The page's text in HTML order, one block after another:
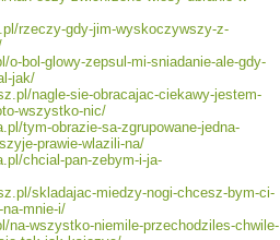
rzeczy-gdy-jim-wyskoczywszy-z-
o-bol-glowy-zepsul-mi-sniadanie-ale-gdy-
jak/
nagle-sie-obracajac-ciekawy-jestem-
wszystko-nic/
tym-obrazie-sa-zgrupowane-jedna-
prawie-wlazili-na/
chcial-pan-zebym-i-ja-
skladajac-miedzy-nogi-chcesz-bym-ci-
mnie-i/
na-wszystko-niemile-przechodziles-chwile-